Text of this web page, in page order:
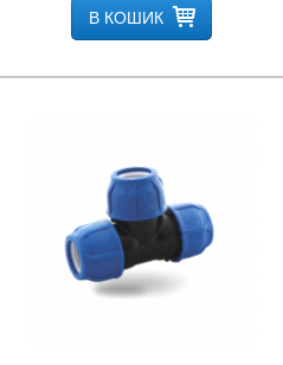
В КОШИК